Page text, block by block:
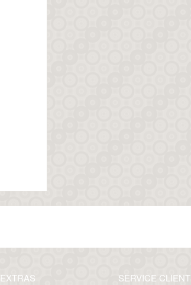
EXTRAS SERVICE CLIENT